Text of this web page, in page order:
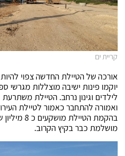
קריית ים
אורכה של הטיילת החדשה צפוי
יוקמו פינות ישיבה מוצללות מגרשי
לילדים וגינון נרחב. הטיילת
ואמורה להתחבר כאמור לטיילת
בהקמת
מושלמת כבר בקיץ הקרוב.